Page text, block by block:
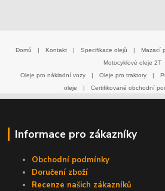
Domů | Kontakt | Specifikace olejů | Mazací
Motocyklové oleje 2T
Oleje pro nákladní vozy
| Oleje pro traktory |
oleje
| Certifikované obchodní
Informace pro zákazníky
Obchodní podmínky
Doručení zboží
Recenze našich zákazníků